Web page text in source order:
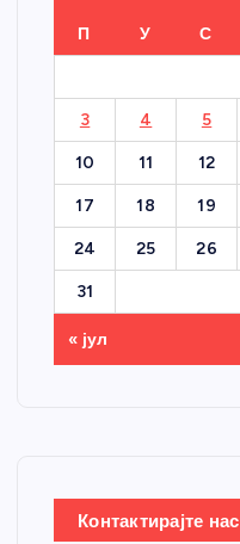
П У С
3 4 5
10 11 12
17 18 19
24 25 26
31
« јул
Контактирајте нас